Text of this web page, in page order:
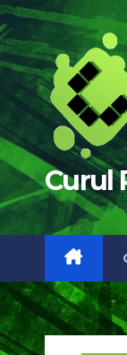
Saltar
al
contenido
Curul